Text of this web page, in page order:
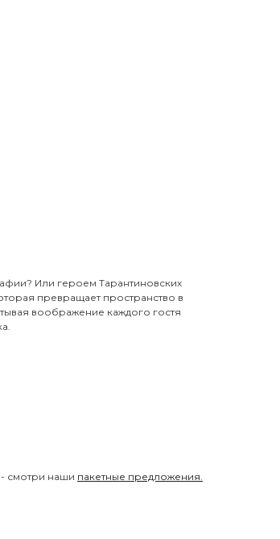
Или героем Тарантиновских
превращает пространство в
воображение каждого гостя
смотри наши пакетные предложения.